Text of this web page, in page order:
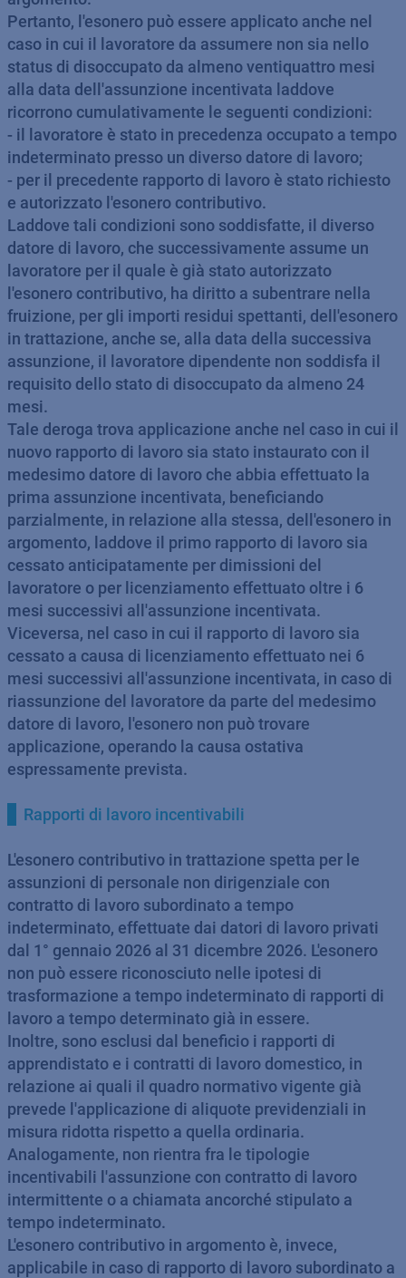
Pertanto, l'esonero può essere applicato anche nel
caso in cui il lavoratore da assumere non sia nello
status di disoccupato da almeno ventiquattro mesi
alla data dell'assunzione incentivata laddove
ricorrono cumulativamente le seguenti condizioni:
- il lavoratore è stato in precedenza occupato a tempo
indeterminato presso un diverso datore di lavoro;
- per il precedente rapporto di lavoro è stato richiesto
e autorizzato l'esonero contributivo.
Laddove tali condizioni sono soddisfatte, il diverso
datore di lavoro, che successivamente assume un
lavoratore per il quale è già stato autorizzato
l'esonero contributivo, ha diritto a subentrare nella
fruizione, per gli importi residui spettanti, dell'esonero
in trattazione, anche se, alla data della successiva
assunzione, il lavoratore dipendente non soddisfa il
requisito dello stato di disoccupato da almeno 24
mesi.
Tale deroga trova applicazione anche nel caso in cui il
nuovo rapporto di lavoro sia stato instaurato con il
medesimo datore di lavoro che abbia effettuato la
prima assunzione incentivata, beneficiando
parzialmente, in relazione alla stessa, dell'esonero in
argomento, laddove il primo rapporto di lavoro sia
cessato anticipatamente per dimissioni del
lavoratore o per licenziamento effettuato oltre i 6
mesi successivi all'assunzione incentivata.
Viceversa, nel caso in cui il rapporto di lavoro sia
cessato a causa di licenziamento effettuato nei 6
mesi successivi all'assunzione incentivata, in caso di
riassunzione del lavoratore da parte del medesimo
datore di lavoro, l'esonero non può trovare
applicazione, operando la causa ostativa
espressamente prevista.
Rapporti di lavoro incentivabili
L'esonero contributivo in trattazione spetta per le
assunzioni di personale non dirigenziale con
contratto di lavoro subordinato a tempo
indeterminato, effettuate dai datori di lavoro privati
dal 1° gennaio 2026 al 31 dicembre 2026. L'esonero
non può essere riconosciuto nelle ipotesi di
trasformazione a tempo indeterminato di rapporti di
lavoro a tempo determinato già in essere.
Inoltre, sono esclusi dal beneficio i rapporti di
apprendistato e i contratti di lavoro domestico, in
relazione ai quali il quadro normativo vigente già
prevede l'applicazione di aliquote previdenziali in
misura ridotta rispetto a quella ordinaria.
Analogamente, non rientra fra le tipologie
incentivabili l'assunzione con contratto di lavoro
intermittente o a chiamata ancorché stipulato a
tempo indeterminato.
L'esonero contributivo in argomento è, invece,
applicabile in caso di rapporto di lavoro subordinato a